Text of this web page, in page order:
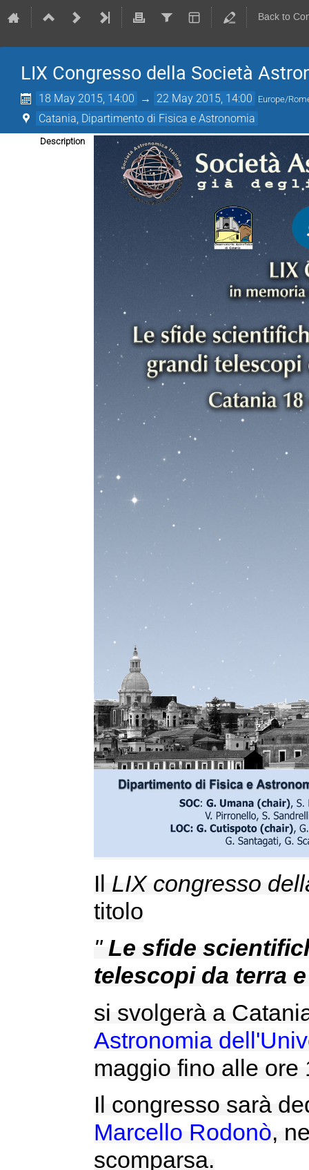
Back to
LIX Congresso della Società
18 May 2015, 14:00 → 22 May 2015, 14:00 Europe/
Catania, Dipartimento di Fisica e Astronomia
Description
Il LIX congresso
titolo
"Le sfide
telescopi da terra
si svolgerà a
Astronomia
maggio fino alle ore
Il congresso sarà
Marcello Rodonò,
scomparsa.